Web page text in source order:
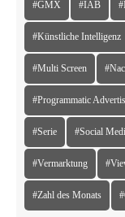
#GMX #IAB
#Künstliche Intelligenz
#Multi Screen
#Programmatic
#Serie #Social
#Vermarktung
#Zahl des Monats